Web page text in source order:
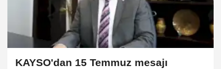
KAYSO'dan 15 Temmuz mesajı